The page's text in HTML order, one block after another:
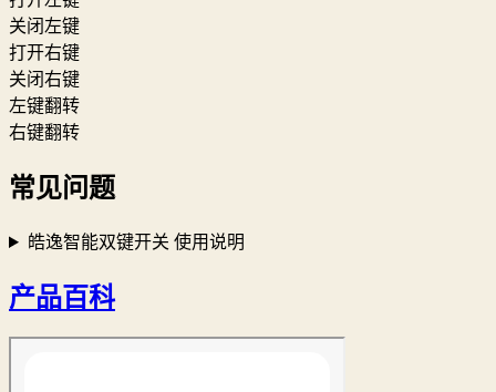
关闭左键
打开右键
关闭右键
左键翻转
右键翻转
常见问题
皓逸智能双键开关 使用说明
产品百科